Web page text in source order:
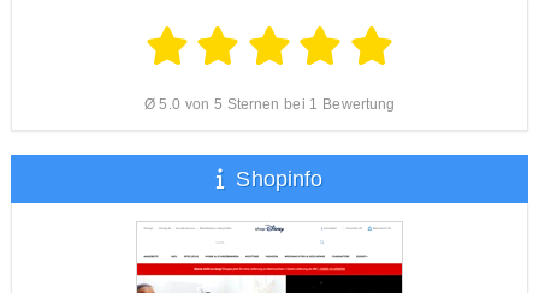
Ø 5.0 von 5 Sternen bei 1 Bewertung
Shopinfo